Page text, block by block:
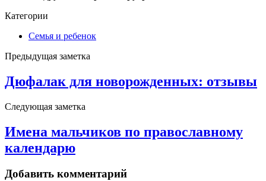
Категории
Семья и ребенок
Предыдущая заметка
Дюфалак для новорожденных: отзывы
Следующая заметка
Имена мальчиков по православному
календарю
Добавить комментарий